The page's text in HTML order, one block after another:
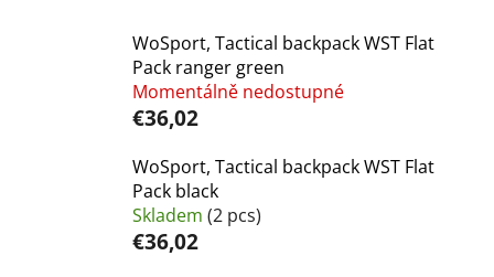
WoSport, Tactical backpack WST Flat
Pack ranger green
Momentálně nedostupné
€36,02
WoSport, Tactical backpack WST Flat
Pack black
Skladem (2 pcs)
€36,02